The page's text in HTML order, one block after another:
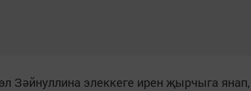
Зәйнуллина элеккеге ирен җырчыга янап,